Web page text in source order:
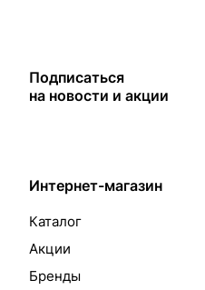
Подписаться
на новости и акции
Интернет-магазин
Каталог
Акции
Бренды